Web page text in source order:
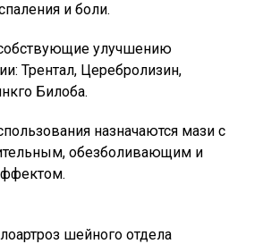
и боли.
улучшению
Трентал, Церебролизин,
Билоба.
назначаются мази с
обезболивающим и